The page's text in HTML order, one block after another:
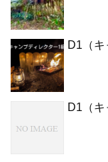
D1（
D1（